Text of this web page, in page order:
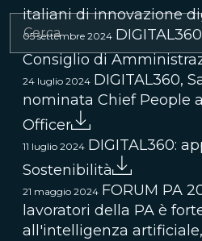
italiani di innovazione
05 settembre 2024
Consiglio di
24 luglio 2024 DIGITAL360,
nominata Chief People
Officer
11 luglio 2024 DIGITAL360:
Sostenibilità
21 maggio 2024 FORUM PA
lavoratori della PA è
all'intelligenza